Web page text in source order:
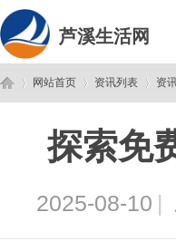
芦溪生活网
网站首页
›
资讯列表
›
资
探索免
2025-08-10 |